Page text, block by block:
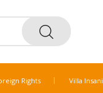
Rights Villa Insani